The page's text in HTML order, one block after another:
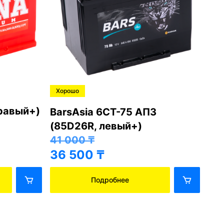
Хорошо
BarsAsia 6СТ-75 АПЗ
(85D26R, левый+)
41 000₸
36 500 ₸
Подробнее